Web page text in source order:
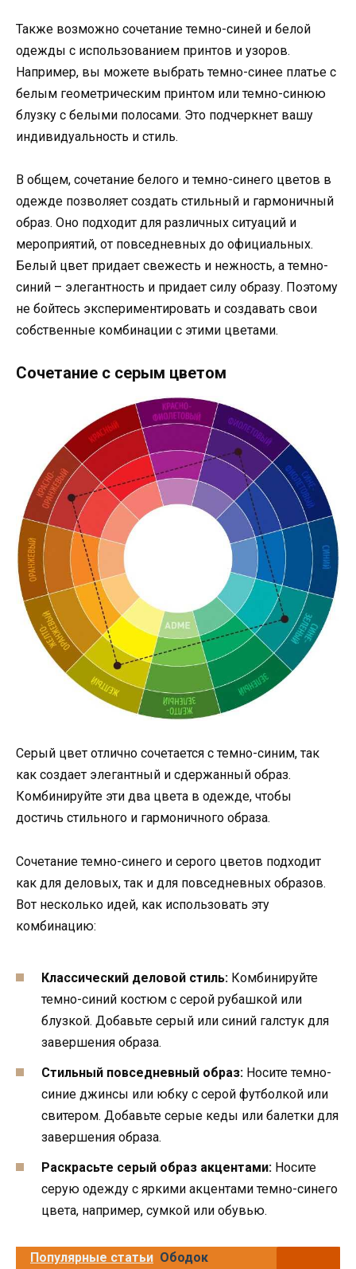
Также возможно сочетание темно-синей и белой
одежды с использованием принтов и узоров.
Например, вы можете выбрать темно-синее платье с
белым геометрическим принтом или темно-синюю
блузку с белыми полосами. Это подчеркнет вашу
индивидуальность и стиль.
В общем, сочетание белого и темно-синего цветов в
одежде позволяет создать стильный и гармоничный
образ. Оно подходит для различных ситуаций и
мероприятий, от повседневных до официальных.
Белый цвет придает свежесть и нежность, а темно-
синий – элегантность и придает силу образу. Поэтому
не бойтесь экспериментировать и создавать свои
собственные комбинации с этими цветами.
Сочетание с серым цветом
Серый цвет отлично сочетается с темно-синим, так
как создает элегантный и сдержанный образ.
Комбинируйте эти два цвета в одежде, чтобы
достичь стильного и гармоничного образа.
Сочетание темно-синего и серого цветов подходит
как для деловых, так и для повседневных образов.
Вот несколько идей, как использовать эту
комбинацию:
Классический деловой стиль: Комбинируйте
темно-синий костюм с серой рубашкой или
блузкой. Добавьте серый или синий галстук для
завершения образа.
Стильный повседневный образ: Носите темно-
синие джинсы или юбку с серой футболкой или
свитером. Добавьте серые кеды или балетки для
завершения образа.
Раскрасьте серый образ акцентами: Носите
серую одежду с яркими акцентами темно-синего
цвета, например, сумкой или обувью.
Популярные статьи Ободок